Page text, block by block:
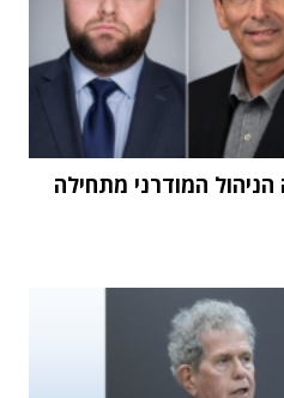
המודרני מתחילה